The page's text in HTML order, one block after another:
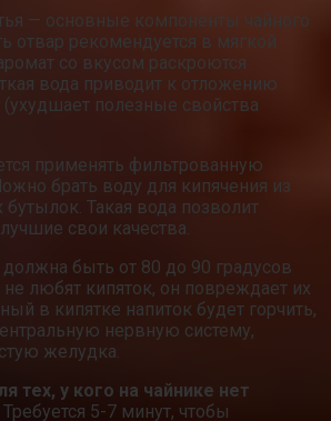
— основные компоненты чайного
отвар рекомендуется в мягкой
со вкусом раскроются
вода приводит к отложению
полезные свойства
применять фильтрованную
брать воду для кипячения из
Такая вода позволит
свои качества.
быть от 80 до 90 градусов
любят кипяток, он повреждает их
в кипятке напиток будет горчить,
нервную систему,
желудка.
тех, у кого на чайнике нет
. Требуется 5-7 минут, чтобы